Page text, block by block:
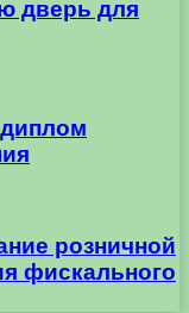
дверь для
розничной
фискального